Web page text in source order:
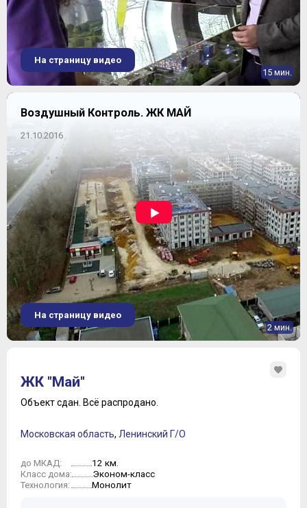
15 мин.
На страницу видео
Воздушный Контроль. ЖК МАЙ
21.10.2016
2 мин.
На страницу видео
ЖК "Май"
Объект сдан. Всё распродано.
Московская область, Ленинский Г/О
до МКАД: 12 км.
Класс дома: Эконом-класс
Технология: Монолит